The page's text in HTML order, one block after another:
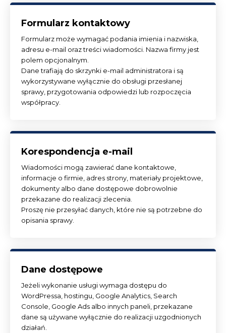
Formularz kontaktowy
Formularz może wymagać podania imienia i nazwiska,
adresu e-mail oraz treści wiadomości. Nazwa firmy jest
polem opcjonalnym.
Dane trafiają do skrzynki e-mail administratora i są
wykorzystywane wyłącznie do obsługi przesłanej
sprawy, przygotowania odpowiedzi lub rozpoczęcia
współpracy.
Korespondencja e-mail
Wiadomości mogą zawierać dane kontaktowe,
informacje o firmie, adres strony, materiały projektowe,
dokumenty albo dane dostępowe dobrowolnie
przekazane do realizacji zlecenia.
Proszę nie przesyłać danych, które nie są potrzebne do
opisania sprawy.
Dane dostępowe
Jeżeli wykonanie usługi wymaga dostępu do
WordPressa, hostingu, Google Analytics, Search
Console, Google Ads albo innych paneli, przekazane
dane są używane wyłącznie do realizacji uzgodnionych
działań.